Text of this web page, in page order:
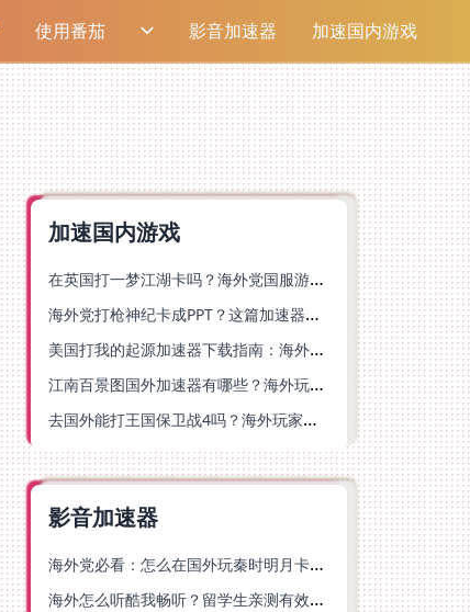
使用番茄 影音加速器 加速国内游戏
加速国内游戏
在英国打一梦江湖卡吗？海外党国服游戏不卡顿的终极解法
海外党打枪神纪卡成PPT？这篇加速器选择指南帮你丝滑上分
美国打我的起源加速器下载指南：海外玩国服游戏不再卡的终极方案
江南百景图国外加速器有哪些？海外玩家亲测好用的选择与避坑指南
去国外能打王国保卫战4吗？海外玩家国服游戏加速全攻略（附公主连结幻想江湖实测）
影音加速器
海外党必看：怎么在国外玩秦时明月卡牌版？附豆瓣EZCast地区限制破解法
海外怎么听酷我畅听？留学生亲测有效的华语内容解锁指南